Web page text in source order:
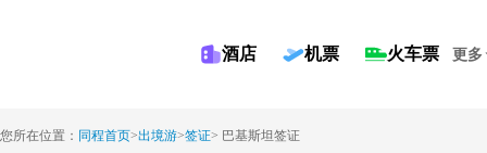
酒店 机票 火车票 更多
您所在位置： 同程首页>出境游>签证> 巴基斯坦签证